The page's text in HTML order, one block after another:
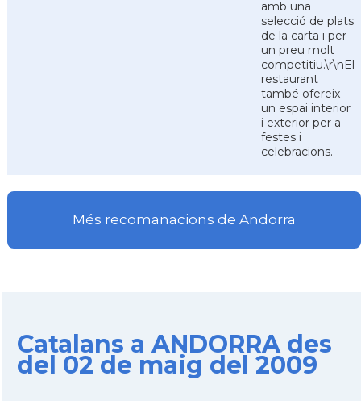
amb una
selecció de plats
de la carta i per
un preu molt
competitiu.\r\nEl
restaurant
també ofereix
un espai interior
i exterior per a
festes i
celebracions.
Més recomanacions de Andorra
Catalans a ANDORRA des
del 02 de maig del 2009